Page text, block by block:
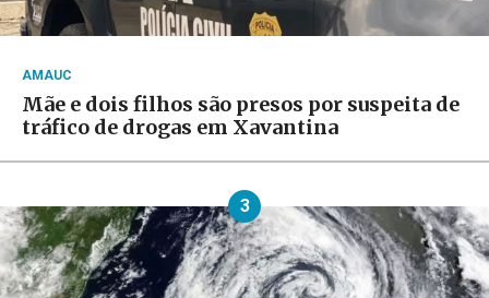
AMAUC
Mãe e dois filhos são presos por suspeita de
tráfico de drogas em Xavantina
3